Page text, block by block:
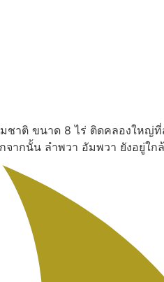
าติ ขนาด 8 ไร่ ติดคลองให
ากนั้น ลำพวา อัมพวา ยังอยู่ใ